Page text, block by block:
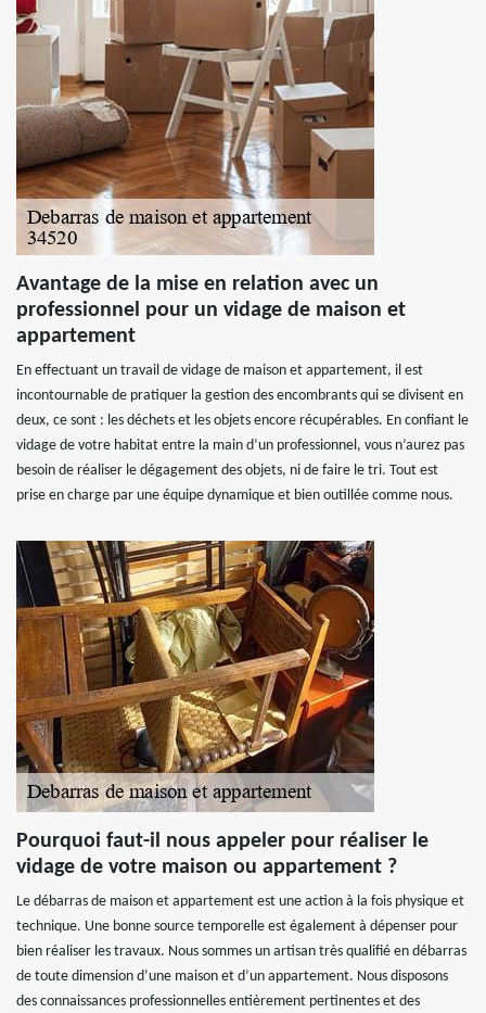
Avantage de la mise en relation avec un
professionnel pour un vidage de maison et
appartement
En effectuant un travail de vidage de maison et appartement, il est
incontournable de pratiquer la gestion des encombrants qui se divisent en
deux, ce sont : les déchets et les objets encore récupérables. En confiant le
vidage de votre habitat entre la main d’un professionnel, vous n’aurez pas
besoin de réaliser le dégagement des objets, ni de faire le tri. Tout est
prise en charge par une équipe dynamique et bien outillée comme nous.
Pourquoi faut-il nous appeler pour réaliser le
vidage de votre maison ou appartement ?
Le débarras de maison et appartement est une action à la fois physique et
technique. Une bonne source temporelle est également à dépenser pour
bien réaliser les travaux. Nous sommes un artisan très qualifié en débarras
de toute dimension d’une maison et d’un appartement. Nous disposons
des connaissances professionnelles entièrement pertinentes et des